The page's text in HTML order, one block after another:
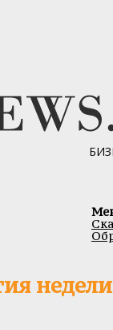
недели